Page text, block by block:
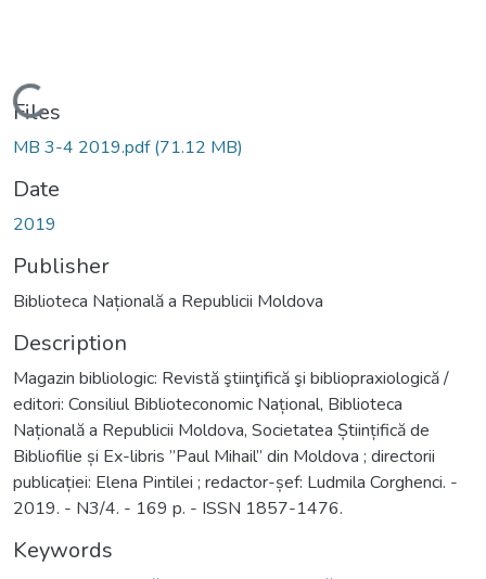
Loading...
Files
MB 3-4 2019.pdf(71.12 MB)
Date
2019
Publisher
Biblioteca Națională a Republicii Moldova
Description
Magazin bibliologic: Revistă ştiinţifică şi bibliopraxiologică /
editori: Consiliul Biblioteconomic Național, Biblioteca
Națională a Republicii Moldova, Societatea Științifică de
Bibliofilie și Ex-libris ”Paul Mihail” din Moldova ; directorii
publicației: Elena Pintilei ; redactor-șef: Ludmila Corghenci. -
2019. - N3/4. - 169 p. - ISSN 1857-1476.
Keywords